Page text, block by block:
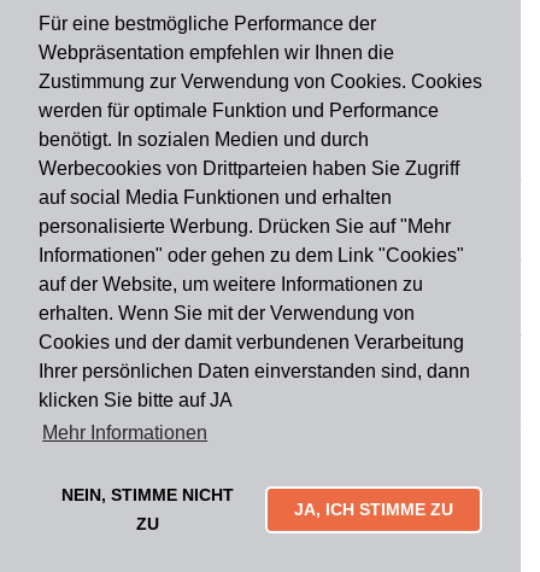
Für eine bestmögliche Performance der
Webpräsentation empfehlen wir Ihnen die
Zustimmung zur Verwendung von Cookies. Cookies
werden für optimale Funktion und Performance
benötigt. In sozialen Medien und durch
Werbecookies von Drittparteien haben Sie Zugriff
auf social Media Funktionen und erhalten
personalisierte Werbung. Drücken Sie auf "Mehr
Informationen" oder gehen zu dem Link "Cookies"
auf der Website, um weitere Informationen zu
erhalten. Wenn Sie mit der Verwendung von
Cookies und der damit verbundenen Verarbeitung
Ihrer persönlichen Daten einverstanden sind, dann
klicken Sie bitte auf JA
Mehr Informationen
NEIN, STIMME NICHT
ZU
JA, ICH STIMME ZU
Zahlungsart
Versandart
Du findest uns auch auf
Informationen
Impressum Widerruf
Mytailor croodles